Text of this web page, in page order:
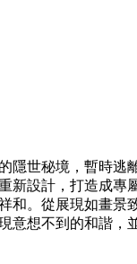
隱世秘境，暫時逃
新設計，打造成專
和。從展現如畫景
意想不到的和諧，